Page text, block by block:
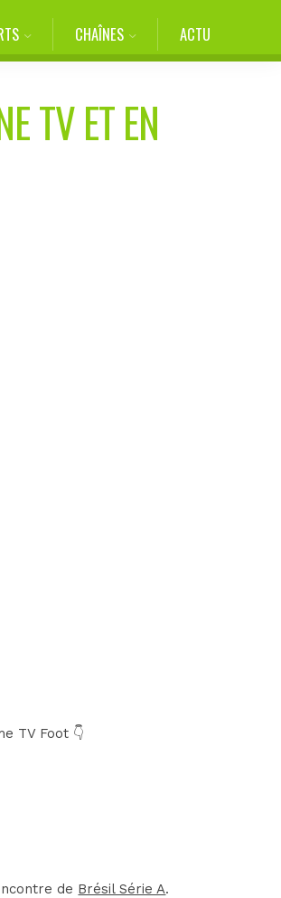
CHAÎNES ACTU
TV ET EN
TV Foot 👇
de Brésil Série A.